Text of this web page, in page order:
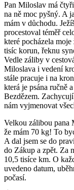
Pan Miloslav má
na ně moc pyšný. A
mám v důchodu.
procestoval téměř
které pocházela
tisíc korun, řeknu
Vedle záliby v
Miloslava i vedení
stále pracuje i na
která je psána ručně
Bezdězem.
nám vyjmenovat
Velkou zálibou pana
že mám 70 kg! To
A dal jsem se do
do Zákup a zpět. Za
10,5 tisíce km. O
uvedeno datum,